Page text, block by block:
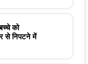
को
से निपटने में